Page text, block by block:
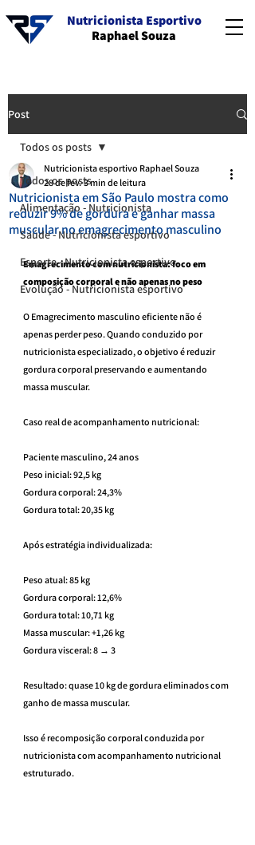
Nutricionista Esportivo
Raphael Souza
Post
Todos os posts
Alimentação - Nutricionista
Saúde - Nutricionista esportivo
Esporte - Nutricionista esportivo
Evolução - Nutricionista esportivo
Todos os posts
Nutricionista em São Paulo mostra como
reduzir 9% de gordura e ganhar massa
muscular no emagrecimento masculino
Nutricionista esportivo Raphael Souza
28 de fev. 3 min de leitura
Emagrecimento com nutricionista: foco em
composição corporal e não apenas no peso
O Emagrecimento masculino eficiente não é
apenas perder peso. Quando conduzido por
nutricionista especializado, o objetivo é reduzir
gordura corporal preservando e aumentando
massa muscular.
Caso real de acompanhamento nutricional:
Paciente masculino, 24 anos
Peso inicial: 92,5 kg
Gordura corporal: 24,3%
Gordura total: 20,35 kg
Após estratégia individualizada:
Peso atual: 85 kg
Gordura corporal: 12,6%
Gordura total: 10,71 kg
Massa muscular: +1,26 kg
Gordura visceral: 8 → 3
Resultado: quase 10 kg de gordura eliminados com
ganho de massa muscular.
Isso é recomposição corporal conduzida por
nutricionista com acompanhamento nutricional
estruturado.